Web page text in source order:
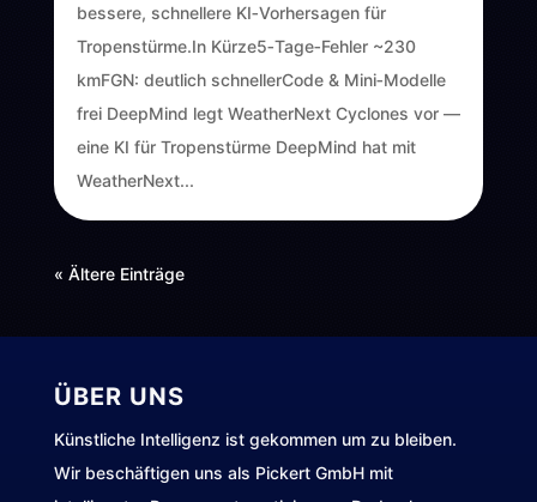
bessere, schnellere KI‑Vorhersagen für
Tropenstürme.In Kürze5‑Tage‑Fehler ~230
kmFGN: deutlich schnellerCode & Mini‑Modelle
frei DeepMind legt WeatherNext Cyclones vor —
eine KI für Tropenstürme DeepMind hat mit
WeatherNext...
« Ältere Einträge
ÜBER UNS
Künstliche Intelligenz ist gekommen um zu bleiben.
Wir beschäftigen uns als Pickert GmbH mit